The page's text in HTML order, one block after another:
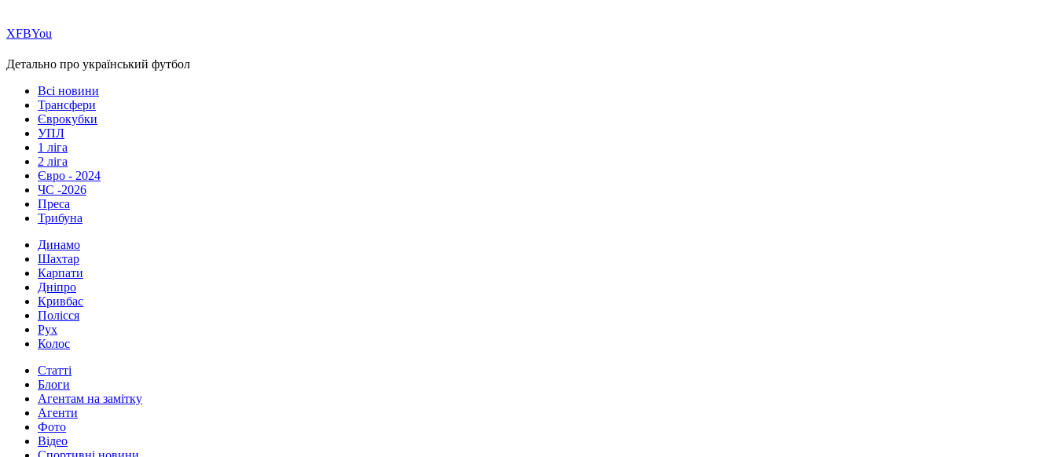
ХFBYou
Детально про український футбол
Всі новини
Трансфери
Єврокубки
УПЛ
1 ліга
2 ліга
Євро - 2024
ЧС -2026
Преса
Трибуна
Динамо
Шахтар
Карпати
Дніпро
Кривбас
Полісся
Рух
Колос
Статті
Блоги
Агентам на замітку
Агенти
Фото
Відео